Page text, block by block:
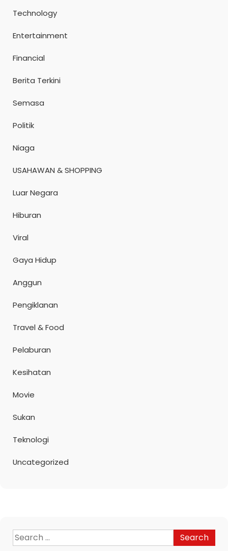
Technology
Entertainment
Financial
Berita Terkini
Semasa
Politik
Niaga
USAHAWAN & SHOPPING
Luar Negara
Hiburan
Viral
Gaya Hidup
Anggun
Pengiklanan
Travel & Food
Pelaburan
Kesihatan
Movie
Sukan
Teknologi
Uncategorized